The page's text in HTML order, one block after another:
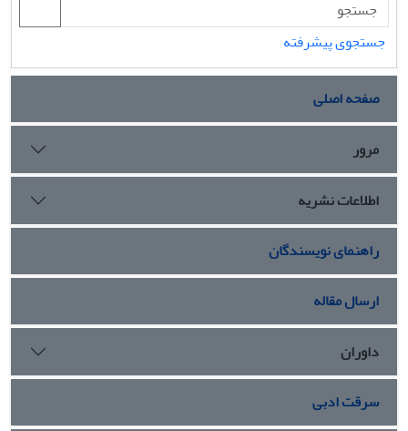
جستجوی پیشرفته
صفحه اصلی
مرور
اطلاعات نشریه
راهنمای نویسندگان
ارسال مقاله
داوران
سرقت ادبی